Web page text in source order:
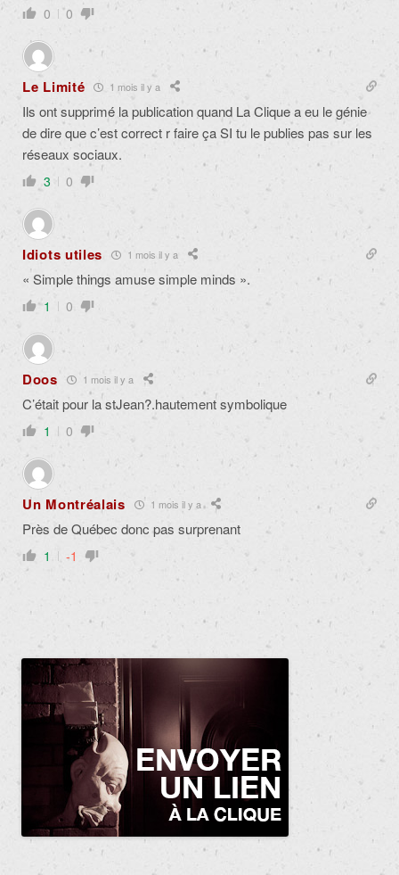
0 0
Le Limité 1 mois il y a
Ils ont supprimé la publication quand La Clique a eu le génie
de dire que c’est correct r faire ça SI tu le publies pas sur les
réseaux sociaux.
3 0
Idiots utiles 1 mois il y a
« Simple things amuse simple minds ».
1 0
Doos 1 mois il y a
C’était pour la stJean?.hautement symbolique
1 0
Un Montréalais 1 mois il y a
Près de Québec donc pas surprenant
1 -1